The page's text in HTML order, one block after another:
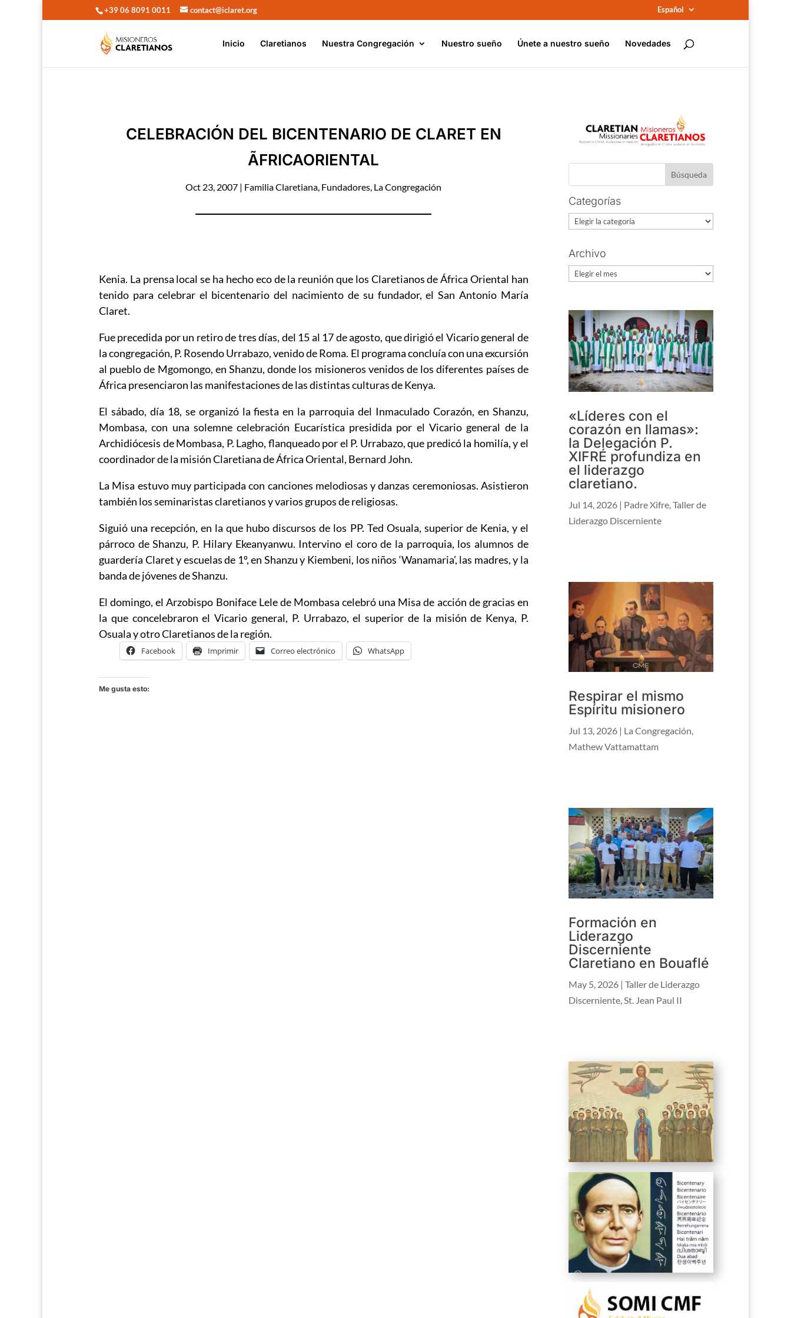
+39 06 8091 0011 contact@iclaret.org Español
Inicio Claretianos Nuestra Congregación Nuestro sueño Únete a nuestro sueño Novedades
CELEBRACIÓN DEL BICENTENARIO DE CLARET EN
ÃFRICAORIENTAL
Oct 23, 2007 | Familia Claretiana, Fundadores, La Congregación
Kenia. La prensa local se ha hecho eco de la reunión que los Claretianos de África Oriental han
tenido para celebrar el bicentenario del nacimiento de su fundador, el San Antonio María
Claret.
Fue precedida por un retiro de tres días, del 15 al 17 de agosto, que dirigió el Vicario general de
la congregación, P. Rosendo Urrabazo, venido de Roma. El programa concluía con una excursión
al pueblo de Mgomongo, en Shanzu, donde los misioneros venidos de los diferentes países de
África presenciaron las manifestaciones de las distintas culturas de Kenya.
El sábado, día 18, se organizó la fiesta en la parroquia del Inmaculado Corazón, en Shanzu,
Mombasa, con una solemne celebración Eucarística presidida por el Vicario general de la
Archidiócesis de Mombasa, P. Lagho, flanqueado por el P. Urrabazo, que predicó la homilía, y el
coordinador de la misión Claretiana de África Oriental, Bernard John.
La Misa estuvo muy participada con canciones melodiosas y danzas ceremoniosas. Asistieron
también los seminaristas claretianos y varios grupos de religiosas.
Siguió una recepción, en la que hubo discursos de los PP. Ted Osuala, superior de Kenia, y el
párroco de Shanzu, P. Hilary Ekeanyanwu. Intervino el coro de la parroquia, los alumnos de
guardería Claret y escuelas de 1º, en Shanzu y Kiembeni, los niños ‘Wanamaria’, las madres, y la
banda de jóvenes de Shanzu.
El domingo, el Arzobispo Boniface Lele de Mombasa celebró una Misa de acción de gracias en
la que concelebraron el Vicario general, P. Urrabazo, el superior de la misión de Kenya, P.
Osuala y otro Claretianos de la región.
Facebook Imprimir Correo electrónico WhatsApp
Me gusta esto:
Categorías
Categorías
Archivo
Archivo
«Líderes con el
corazón en llamas»:
la Delegación P.
XIFRÉ profundiza en
el liderazgo
claretiano.
Jul 14, 2026 | Padre Xifre ,Taller de
Liderazgo Discerniente
Respirar el mismo
Espíritu misionero
Jul 13, 2026 | La Congregación,
Mathew Vattamattam
Formación en
Liderazgo
Discerniente
Claretiano en Bouaflé
May 5, 2026 |Taller de Liderazgo
Discerniente,St. Jean Paul II